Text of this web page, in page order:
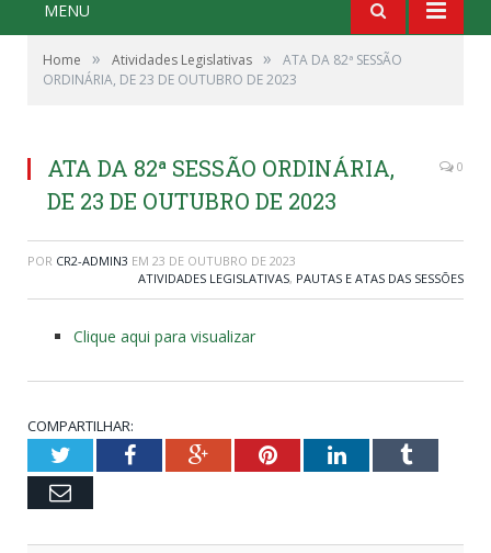
MENU
Home » Atividades Legislativas »
ATA DA 82ª SESSÃO
ORDINÁRIA, DE 23 DE OUTUBRO DE 2023
ATA DA 82ª SESSÃO ORDINÁRIA,
DE 23 DE OUTUBRO DE 2023
0
POR CR2-ADMIN3 EM 23 DE OUTUBRO DE 2023
ATIVIDADES LEGISLATIVAS, PAUTAS E ATAS DAS SESSÕES
Clique aqui para visualizar
COMPARTILHAR:
TwitterFacebookGoogle+PinterestLinkedInTumblr
Email